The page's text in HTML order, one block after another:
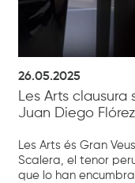
26.05.2025
Les Arts
Juan Diego
Les Arts és Gran
Scalera, el tenor
que lo han